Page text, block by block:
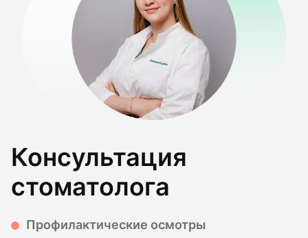
Консультация
стоматолога
Профилактические осмотры